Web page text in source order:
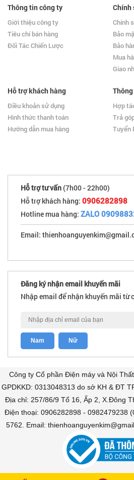
Thông tin công ty
Giới thiệu công ty
Tiêu chí bán hàng
Đối Tác Chiến Lược
Chính
Chính
Bảo
Bảo
Mua
Giao
Hỗ trợ khách hàng
Điều khoản sử dụng
Hình thức thanh toán
Hướng dẫn mua hàng
Hợp
Trả
Tuyển
Hỗ trợ tư vấn (7h00 - 22h00)
Hỗ trợ khách hàng: 0906282898
Hotline mua hàng: ZALO
Email:
Đăng ký nhận email khuyến mãi
Nhập email để nhận khuyến mãi từ
Công ty Cổ phần Điện máy và Nội
GPDKKD: 0313048313 do sở KH & ĐT
Địa chỉ: 257/86/9 Tổ 16, Ấp 2, X.Đông
Điện thoại: 0906282898 - 0982479238
5762. Email: